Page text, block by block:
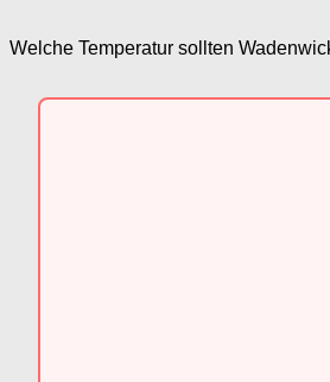
Welche Temperatur sollten